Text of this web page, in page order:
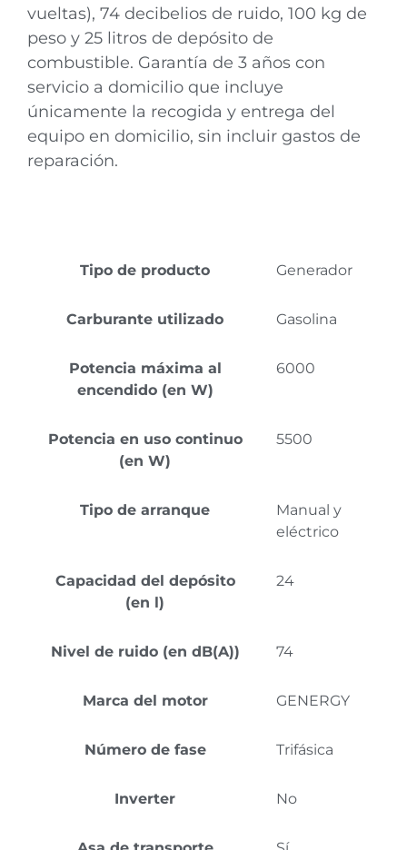
vueltas), 74 decibelios de ruido, 100 kg de
peso y 25 litros de depósito de
combustible. Garantía de 3 años con
servicio a domicilio que incluye
únicamente la recogida y entrega del
equipo en domicilio, sin incluir gastos de
reparación.
Tipo de producto Generador
Carburante utilizado Gasolina
Potencia máxima al
encendido (en W)
6000
Potencia en uso continuo
(en W)
5500
Tipo de arranque
Manual y
eléctrico
Capacidad del depósito
(en l)
24
Nivel de ruido (en dB(A)) 74
Marca del motor GENERGY
Número de fase Trifásica
Inverter No